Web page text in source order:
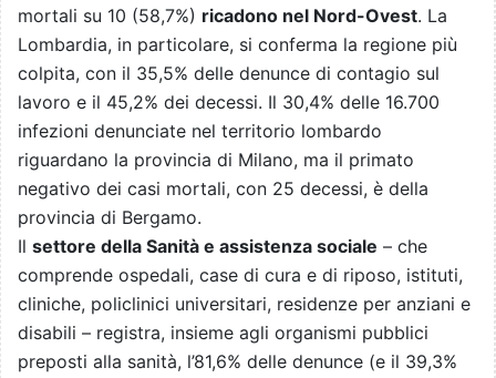
mortali su 10 (58,7%) ricadono nel Nord-Ovest. La
Lombardia, in particolare, si conferma la regione più
colpita, con il 35,5% delle denunce di contagio sul
lavoro e il 45,2% dei decessi. Il 30,4% delle 16.700
infezioni denunciate nel territorio lombardo
riguardano la provincia di Milano, ma il primato
negativo dei casi mortali, con 25 decessi, è della
provincia di Bergamo.
Il settore della Sanità e assistenza sociale – che
comprende ospedali, case di cura e di riposo, istituti,
cliniche, policlinici universitari, residenze per anziani e
disabili – registra, insieme agli organismi pubblici
preposti alla sanità, l’81,6% delle denunce (e il 39,3%